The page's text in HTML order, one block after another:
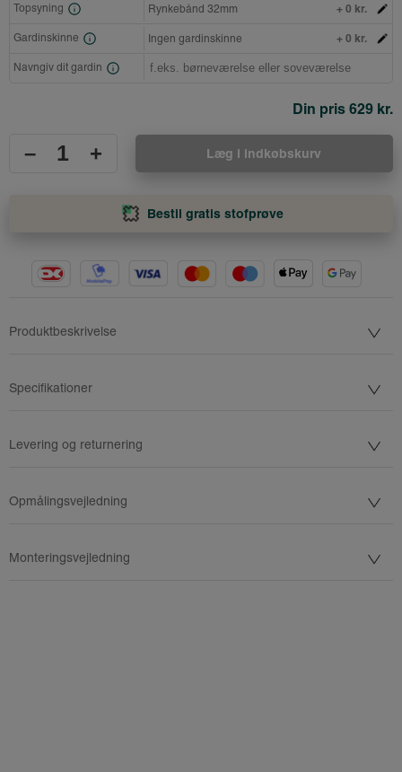
Topsyning Rynkebånd 32mm + 0 kr.
Gardinskinne Ingen gardinskinne + 0 kr.
Navngiv dit gardin
Din pris 629 kr.
– + Læg i indkøbskurv
Bestil gratis stofprøve
Produktbeskrivelse
Specifikationer
Levering og returnering
Opmålingsvejledning
Monteringsvejledning